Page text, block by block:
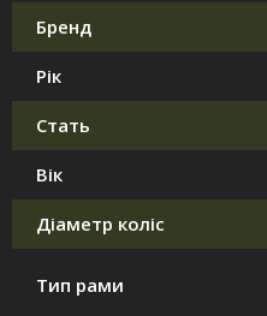
Бренд
Рік
Стать
Вік
Діаметр коліс
Тип рами